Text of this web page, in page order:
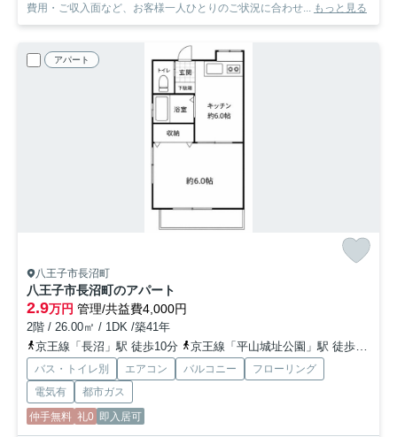
費用・ご収入面など、お客様一人ひとりのご状況に合わせ...
もっと見る
アパート
八王子市長沼町
八王子市長沼町のアパート
2.9万円 管理/共益費4,000円
2階 / 26.00㎡ / 1DK /築41年
京王線「長沼」駅 徒歩10分
京王線「平山城址公園」駅 徒歩16分
バス・トイレ別 エアコン バルコニー
フローリング
電気有
都市ガス
仲手無料 礼0 即入居可